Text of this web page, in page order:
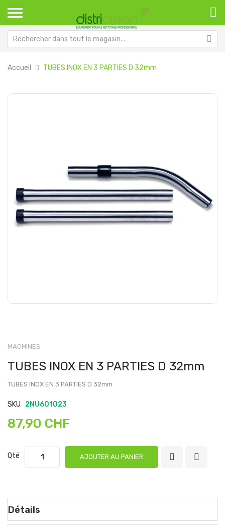
Accueil TUBES INOX EN 3 PARTIES D 32mm
Passer
MACHINES
TUBES INOX EN 3 PARTIES D 32mm
TUBES INOX EN 3 PARTIES D 32mm
SKU 2NU601023
87,90 CHF
Qté AJOUTER AU PANIER
Détails